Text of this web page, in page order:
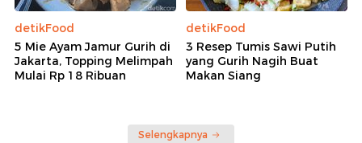
detikFood
5 Mie Ayam Jamur Gurih di
Jakarta, Topping Melimpah
Mulai Rp 18 Ribuan
detikFood
3 Resep Tumis Sawi Putih
yang Gurih Nagih Buat
Makan Siang
Selengkapnya